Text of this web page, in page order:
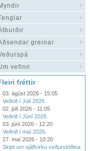
greinar
vefinn
fréttir
03. ágúst 2026 - 15:05
Veðrið í Júlí 2026.
02. júlí 2026 - 11:05
Veðrið í Júní 2026.
03. júní 2026 - 12:20
Veðrið í maí 2026.
27. maí 2026 - 10:20
Skipt um sjálfvirku veðurstöðina.